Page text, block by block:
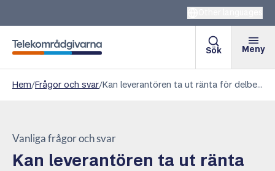
Telekområdgivarna
Sök Meny
Hem/Frågor och svar/ Kan leverantören ta ut ränta för delbetalningen?
Vanliga frågor och svar
Kan leverantören ta ut ränta